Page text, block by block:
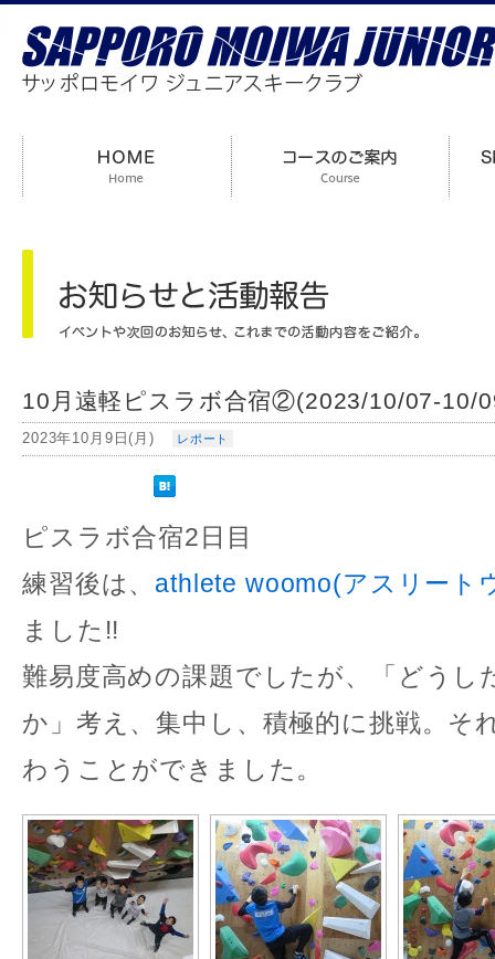
10月遠軽ピスラボ合宿②(2023/10/07-10/
2023年10月9日(月) レポート
ピスラボ合宿2日目
練習後は、 athlete woomo(アスリート
ました!!
難易度高めの課題でしたが、「どうし
か」考え、集中し、積極的に挑戦。そ
わうことができました。